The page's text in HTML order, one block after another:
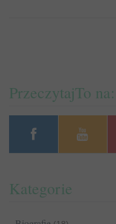
PrzeczytajTo na:
Kategorie